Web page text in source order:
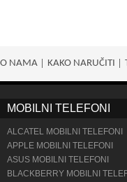
O NAMA KAKO NARUČITI
MOBILNI TELEFONI
ALCATEL MOBILNI TELEFONI
APPLE MOBILNI TELEFONI
ASUS MOBILNI TELEFONI
BLACKBERRY MOBILNI